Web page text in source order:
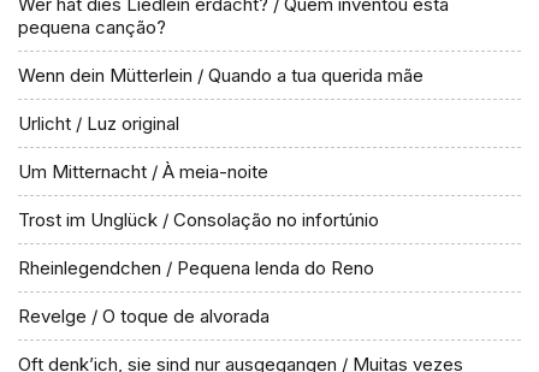
pequena canção?
Wenn dein Mütterlein / Quando a tua querida mãe
Urlicht / Luz original
Um Mitternacht / À meia-noite
Trost im Unglück / Consolação no infortúnio
Rheinlegendchen / Pequena lenda do Reno
Revelge / O toque de alvorada
Oft denk’ich, sie sind nur ausgegangen / Muitas vezes